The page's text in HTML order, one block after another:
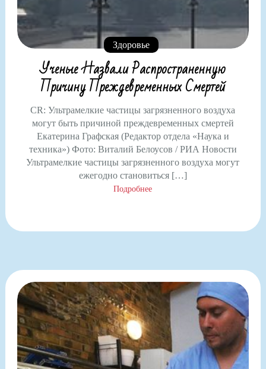
Здоровье
Ученые Назвали Распространенную
Причину Преждевременных Смертей
CR: Ультрамелкие частицы загрязненного воздуха
могут быть причиной преждевременных смертей
Екатерина Графская (Редактор отдела «Наука и
техника») Фото: Виталий Белоусов / РИА Новости
Ультрамелкие частицы загрязненного воздуха могут
ежегодно становиться […]
Подробнее